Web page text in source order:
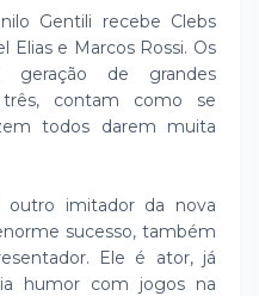
Gentili recebe Clebs
Elias e Marcos Rossi. Os
geração de grandes
contam como se
todos darem muita
outro imitador da nova
sucesso, também
Ele é ator, já
humor com jogos na